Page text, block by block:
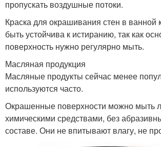
пропускать воздушные потоки.
Краска для окрашивания стен в ванной
быть устойчива к истиранию, так как
поверхность нужно регулярно мыть.
Масляная продукция
Масляные продукты сейчас менее
используются часто.
Окрашенные поверхности можно мыть
химическими средствами, без
составе. Они не впитывают влагу, не